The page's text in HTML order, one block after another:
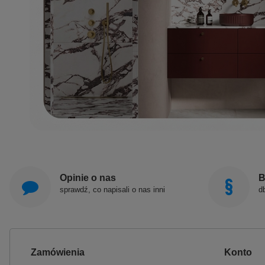
Opinie o nas
sprawdź, co napisali o nas inni
Zamówienia Konto